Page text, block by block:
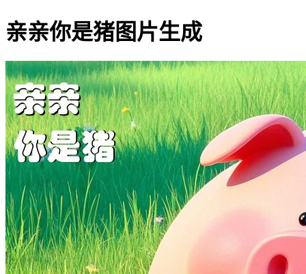
亲亲你是猪图片生成